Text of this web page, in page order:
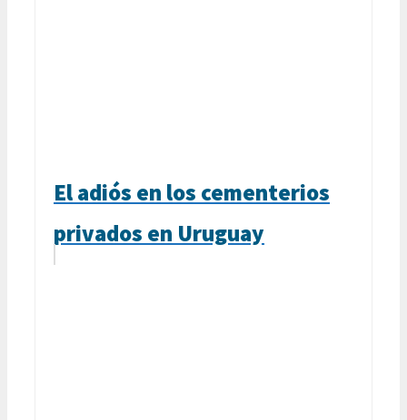
El adiós en los cementerios
privados en Uruguay